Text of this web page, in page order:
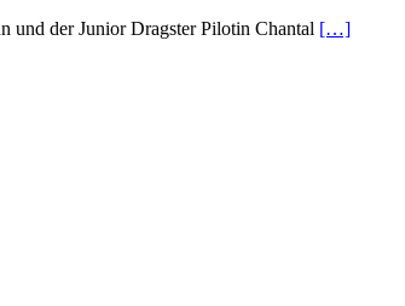
und der Junior Dragster Pilotin Chantal […]